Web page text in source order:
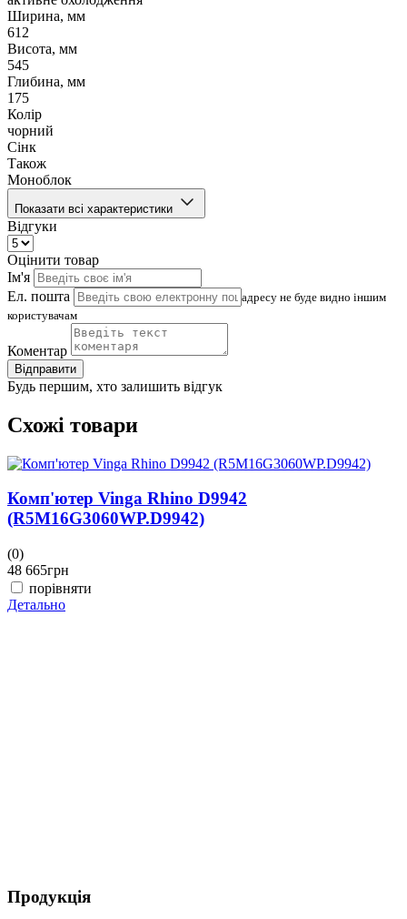
Ширина, мм
612
Висота, мм
545
Глибина, мм
175
Колір
чорний
Сінк
Також
Моноблок
Показати всі характеристики
Відгуки
Оцінити товар
Ім'я
Ел. пошта
адресу не буде видно іншим
користувачам
Коментар
Відправити
Будь першим, хто залишить відгук
Схожі товари
Комп'ютер Vinga Rhino D9942
(R5M16G3060WP.D9942)
(0)
48 665грн
порівняти
Детально
Продукція